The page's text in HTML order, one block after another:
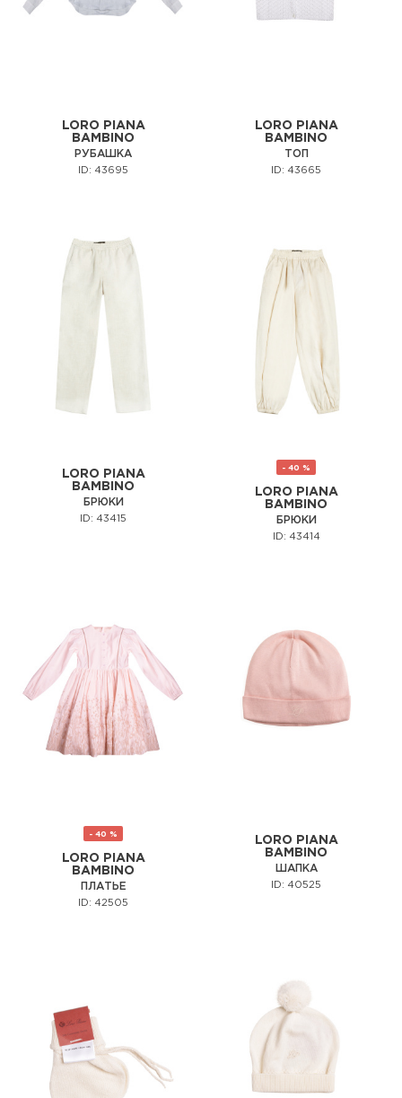
LORO PIANA
BAMBINO
РУБАШКА
ID: 43695
LORO PIANA
BAMBINO
ТОП
ID: 43665
LORO PIANA
BAMBINO
БРЮКИ
ID: 43415
- 40 %
LORO PIANA
BAMBINO
БРЮКИ
ID: 43414
- 40 %
LORO PIANA
BAMBINO
ПЛАТЬЕ
ID: 42505
LORO PIANA
BAMBINO
ШАПКА
ID: 40525